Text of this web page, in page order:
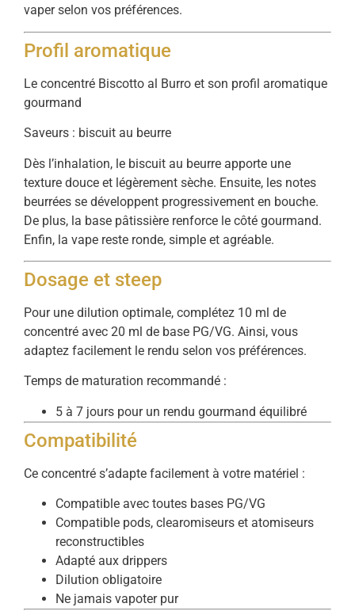
vaper selon vos préférences.
Profil aromatique
Le concentré Biscotto al Burro et son profil aromatique
gourmand
Saveurs : biscuit au beurre
Dès l’inhalation, le biscuit au beurre apporte une
texture douce et légèrement sèche. Ensuite, les notes
beurrées se développent progressivement en bouche.
De plus, la base pâtissière renforce le côté gourmand.
Enfin, la vape reste ronde, simple et agréable.
Dosage et steep
Pour une dilution optimale, complétez 10 ml de
concentré avec 20 ml de base PG/VG. Ainsi, vous
adaptez facilement le rendu selon vos préférences.
Temps de maturation recommandé :
5 à 7 jours pour un rendu gourmand équilibré
Compatibilité
Ce concentré s’adapte facilement à votre matériel :
Compatible avec toutes bases PG/VG
Compatible pods, clearomiseurs et atomiseurs
reconstructibles
Adapté aux drippers
Dilution obligatoire
Ne jamais vapoter pur